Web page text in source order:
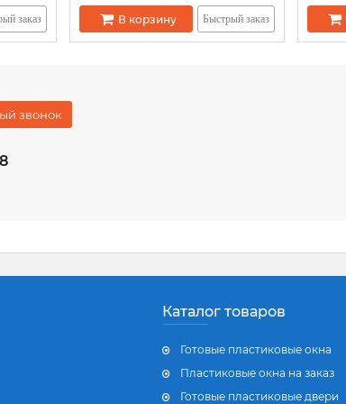
заказ В корзину Быстрый заказ
звонок
Каталог товаров
Готовые пластиковые окна
Пластиковые окна на заказ
Готовые пластиковые двери